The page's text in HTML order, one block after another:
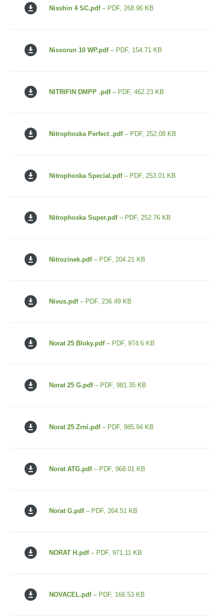
Nisshin 4 SC.pdf– PDF, 268.96 KB
Nissorun 10 WP.pdf– PDF, 154.71 KB
NITRIFIN DMPP .pdf– PDF, 462.23 KB
Nitrophoska Perfect .pdf– PDF, 252.08 KB
Nitrophoska Special.pdf– PDF, 253.01 KB
Nitrophoska Super.pdf– PDF, 252.76 KB
Nitrozinek.pdf– PDF, 204.21 KB
Nivus.pdf– PDF, 236.49 KB
Norat 25 Bloky.pdf– PDF, 974.6 KB
Norat 25 G.pdf– PDF, 981.35 KB
Norat 25 Zrní.pdf– PDF, 985.94 KB
Norat ATG.pdf– PDF, 968.01 KB
Norat G.pdf– PDF, 264.51 KB
NORAT H.pdf– PDF, 971.11 KB
NOVACEL.pdf– PDF, 166.53 KB